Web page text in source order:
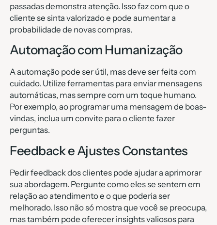
passadas demonstra atenção. Isso faz com que o
cliente se sinta valorizado e pode aumentar a
probabilidade de novas compras.
Automação com Humanização
A automação pode ser útil, mas deve ser feita com
cuidado. Utilize ferramentas para enviar mensagens
automáticas, mas sempre com um toque humano.
Por exemplo, ao programar uma mensagem de boas-
vindas, inclua um convite para o cliente fazer
perguntas.
Feedback e Ajustes Constantes
Pedir feedback dos clientes pode ajudar a aprimorar
sua abordagem. Pergunte como eles se sentem em
relação ao atendimento e o que poderia ser
melhorado. Isso não só mostra que você se preocupa,
mas também pode oferecer insights valiosos para